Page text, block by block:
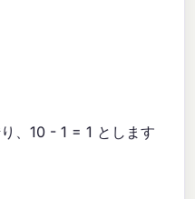
、10 - 1 = 1 とします